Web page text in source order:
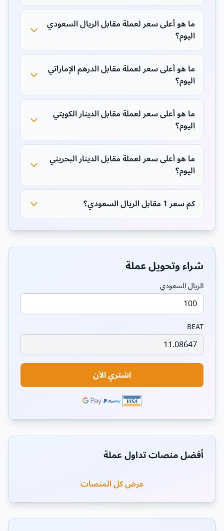
ما هو أعلى سعر لعملة مقابل الريال السعودي
اليوم؟
ما هو أعلى سعر لعملة مقابل الدرهم الإماراتي
اليوم؟
ما هو أعلى سعر لعملة مقابل الدينار الكويتي
اليوم؟
ما هو أعلى سعر لعملة مقابل الدينار البحريني
اليوم؟
كم سعر 1 مقابل الريال السعودي؟
شراء وتحويل عملة
الريال السعودي
BEAT
اشتري الآن
أفضل منصات تداول عملة
عرض كل المنصات